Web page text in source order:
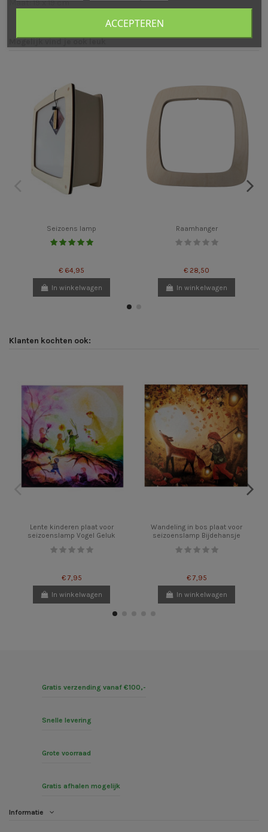
Maat: 19 x 19 cm
Mogelijk vind je ook leuk
Seizoens lamp
€ 64,95
In winkelwagen
Raamhanger
€ 28,50
In winkelwagen
Klanten kochten ook:
Lente kinderen plaat voor
seizoenslamp Vogel Geluk
€ 7,95
In winkelwagen
Wandeling in bos plaat voor
seizoenslamp Bijdehansje
€ 7,95
In winkelwagen
Gratis verzending vanaf €100,-
Snelle levering
Grote voorraad
Gratis afhalen mogelijk
Informatie
ACCEPTEREN